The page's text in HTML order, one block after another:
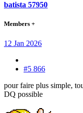
batista 57950
Members +
12 Jan 2026
#5 866
pour faire plus simple,
DQ possible